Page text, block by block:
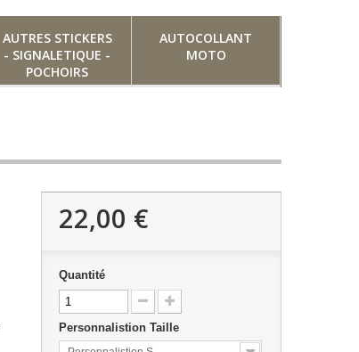
AUTRES STICKERS
- SIGNALETIQUE -
POCHOIRS
AUTOCOLLANT
MOTO
22,00 €
Quantité
Personnalistion Taille